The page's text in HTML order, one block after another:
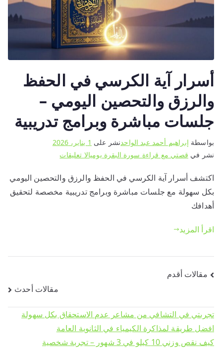
أسرار آية الكرسي في الحفظ
والرزق والتحصين اليومي –
جلسات مباشرة وبرامج تدريبية
بواسطة إبراهيم أحمد عبد الواحدنشر على 1 يناير، 2026
نشر في قصتي مع قراءة سورة البقرة يوميالا تعليقاتعلى
آية
الكرسي
مباشرة
تدريبية
اكتشف أسرار آية الكرسي في الحفظ والرزق والتحصين اليومي
بكل سهولة مع جلسات مباشرة وبرامج تدريبية مخصصة لتحقيق
أهدافك
اقرأ المزيد
تصفّح
مقالات أقدم
مقالات أحدث
تجربتي في التشافي من مشاعر عدم الاستحقاق بكل سهولة
افضل طريقة لمذاكرة الكيمياء في الثانوية العامة
كيف نقص وزني 10 كيلو في 3 شهور – تجربة شخصية